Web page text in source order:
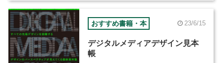
おすすめ書籍・本 23/6/15
デジタルメディアデザイン見本
帳